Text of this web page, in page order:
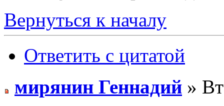
Вернуться к началу
Ответить с цитатой
мирянин Геннадий »